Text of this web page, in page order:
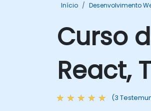
Início Desenvolvimento
Curso
React,
(3